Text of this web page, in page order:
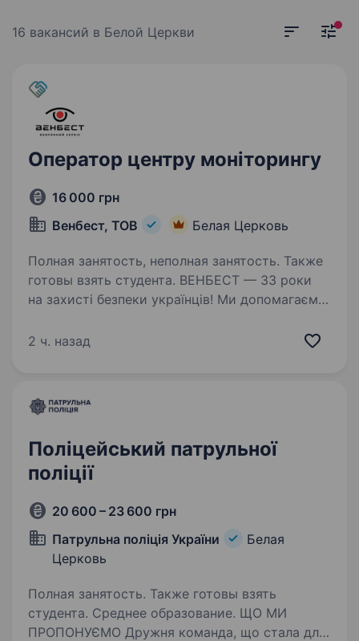
16 вакансий в Белой Церкви
Оператор центру моніторингу
16 000 грн
Венбест, ТОВ
Белая Церковь
Полная занятость, неполная занятость. Также
готовы взять студента. ВЕНБЕСТ — 33 роки
на захисті безпеки українців! Ми допомагаємо
житла, бізнесу, авто та близьких. Запрошуємо
2 ч. назад
Поліцейський патрульної
поліції
20 600 – 23 600 грн
Патрульна поліція України
Белая
Церковь
Полная занятость. Также готовы взять
студента. Среднее образование. ЩО МИ
ПРОПОНУЄМО Дружня команда, що стала для